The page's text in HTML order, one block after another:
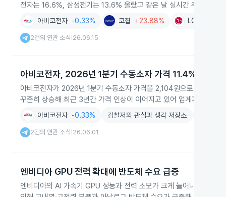
전자는 16.6%, 삼성전기는 13.6% 올랐고 같은 날 실시간 주도주 현
아비코전자 -0.33% 코칩 +23.88% LG이노텍
2건의 연관 소식 26.06.15
아비코전자, 2026년 1분기 수동소자 가격 11.4% 인상
아비코전자가 2026년 1분기 수동소자 가격을 2,104원으로 2025년
꾸준히 상승해 최근 3년간 가격 인상이 이어지고 있어 업계가 주목하
아비코전자 -0.33% 김찰저의 관심과 생각 저장소
2건의 연관 소식 26.06.01
엔비디아 GPU 전력 확대에 반도체 수요 급증
엔비디아의 AI 가속기 GPU 성능과 전력 소모가 크게 늘어나면서 서